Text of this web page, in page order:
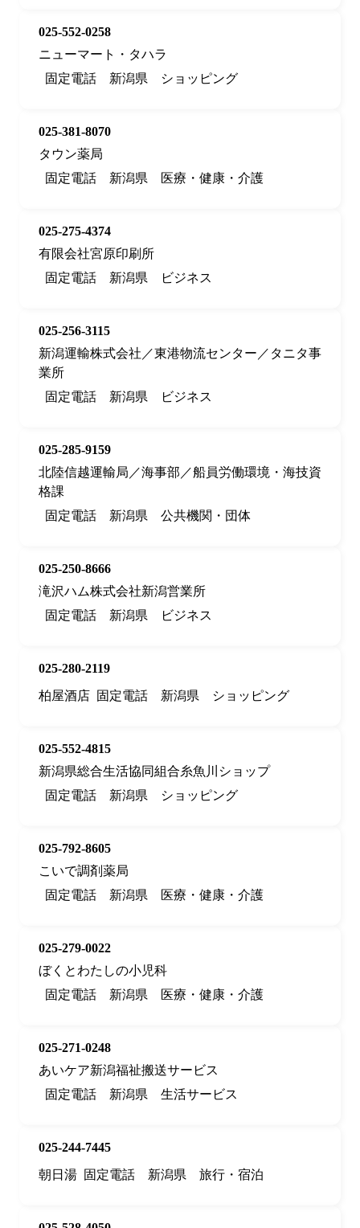
025-552-0258
ニューマート・タハラ
固定電話
新潟県 ショッピング
025-381-8070
タウン薬局
固定電話
新潟県 医療・健康・介護
025-275-4374
有限会社宮原印刷所
固定電話
新潟県 ビジネス
025-256-3115
新潟運輸株式会社／東港物流センター／タニタ事
業所
固定電話
新潟県 ビジネス
025-285-9159
北陸信越運輸局／海事部／船員労働環境・海技資
格課
固定電話
新潟県 公共機関・団体
025-250-8666
滝沢ハム株式会社新潟営業所
固定電話
新潟県 ビジネス
025-280-2119
柏屋酒店 固定電話 新潟県 ショッピング
025-552-4815
新潟県総合生活協同組合糸魚川ショップ
固定電話
新潟県 ショッピング
025-792-8605
こいで調剤薬局
固定電話
新潟県 医療・健康・介護
025-279-0022
ぼくとわたしの小児科
固定電話
新潟県 医療・健康・介護
025-271-0248
あいケア新潟福祉搬送サービス
固定電話
新潟県 生活サービス
025-244-7445
朝日湯 固定電話 新潟県 旅行・宿泊